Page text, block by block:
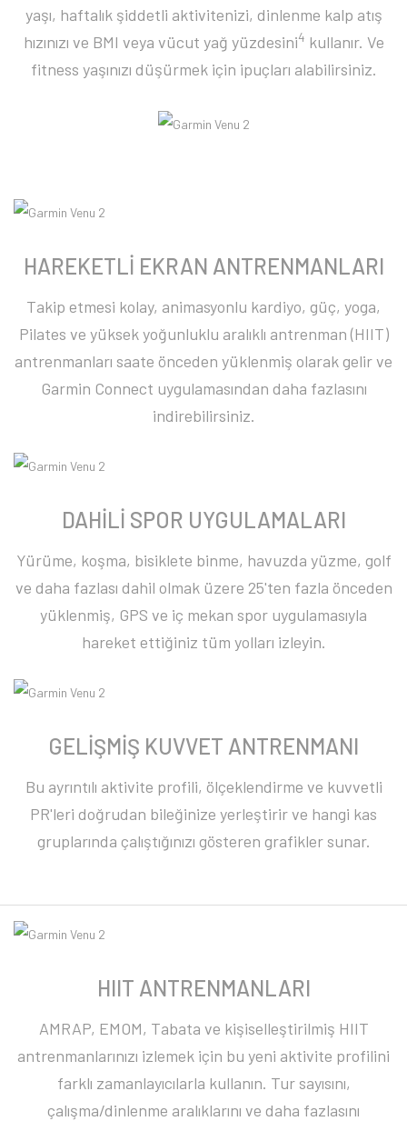
yaşı, haftalık şiddetli aktivitenizi, dinlenme kalp atış
hızınızı ve BMI veya vücut yağ yüzdesini4 kullanır. Ve
fitness yaşınızı düşürmek için ipuçları alabilirsiniz.
HAREKETLİ EKRAN ANTRENMANLARI
Takip etmesi kolay, animasyonlu kardiyo, güç, yoga,
Pilates ve yüksek yoğunluklu aralıklı antrenman (HIIT)
antrenmanları saate önceden yüklenmiş olarak gelir ve
Garmin Connect uygulamasından daha fazlasını
indirebilirsiniz.
DAHİLİ SPOR UYGULAMALARI
Yürüme, koşma, bisiklete binme, havuzda yüzme, golf
ve daha fazlası dahil olmak üzere 25'ten fazla önceden
yüklenmiş, GPS ve iç mekan spor uygulamasıyla
hareket ettiğiniz tüm yolları izleyin.
GELİŞMİŞ KUVVET ANTRENMANI
Bu ayrıntılı aktivite profili, ölçeklendirme ve kuvvetli
PR'leri doğrudan bileğinize yerleştirir ve hangi kas
gruplarında çalıştığınızı gösteren grafikler sunar.
HIIT ANTRENMANLARI
AMRAP, EMOM, Tabata ve kişiselleştirilmiş HIIT
antrenmanlarınızı izlemek için bu yeni aktivite profilini
farklı zamanlayıcılarla kullanın. Tur sayısını,
çalışma/dinlenme aralıklarını ve daha fazlasını